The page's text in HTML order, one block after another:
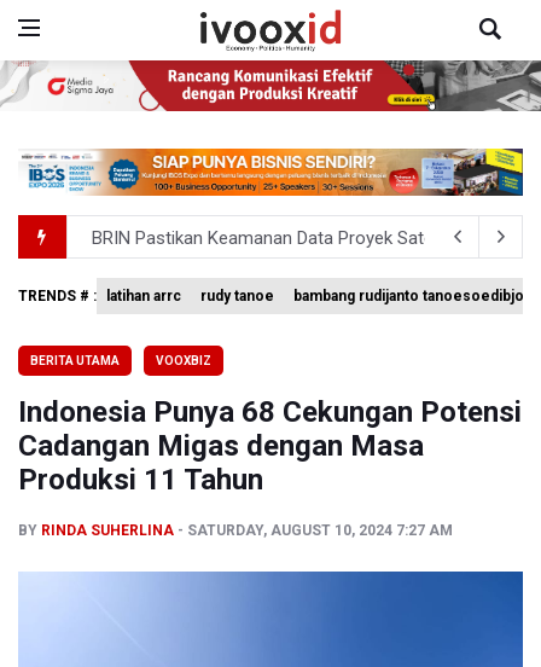
BRIN Pastikan Keamanan Data Proyek Satelit Lampung-1
BRIN Sebut Teknologi ANG Berpotensi Hemat Subsidi
BRIN Kembangkan Teknologi Modifikasi Cuaca hingga
KPK Minta Bambang Rudijanto Tanoesoedibjo
TRENDS # : latihan arrc rudy tanoe bambang rudijanto tanoesoedibjo
BERITA UTAMA VOOXBIZ
Indonesia Punya 68 Cekungan Potensi
Cadangan Migas dengan Masa
Produksi 11 Tahun
BY RINDA SUHERLINA SATURDAY, AUGUST 10, 2024 7:27 AM